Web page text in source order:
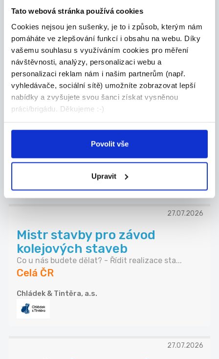
Tato webová stránka používá cookies
Cookies nejsou jen sušenky, je to i způsob, kterým nám
pomáháte ve zlepšování funkcí i obsahu na webu. Díky
vašemu souhlasu s využíváním cookies pro měření
návštěvnosti, analýzy, personalizaci webu a
personalizaci reklam nám i našim partnerům (např.
vyhledávače, sociální sítě) umožníte zobrazovat lepší
nabídky a zvyšujete svou šanci získat vysněnou
práci/brigádu. Děkujeme :-)
Povolit vše
Upravit
DALŠÍ NABÍDKY ZCELÉ ČR
DOPORUČUJEME
Obchodní zástupce pro
nemovitostní projekty
t...
Valora Properity s.r.o.
27.07.2026
Mistr stavby pro závod
kolejových staveb
Co u nás budete dělat? - Řídit realizace sta...
Celá ČR
Chládek & Tintěra, a.s.
27.07.2026